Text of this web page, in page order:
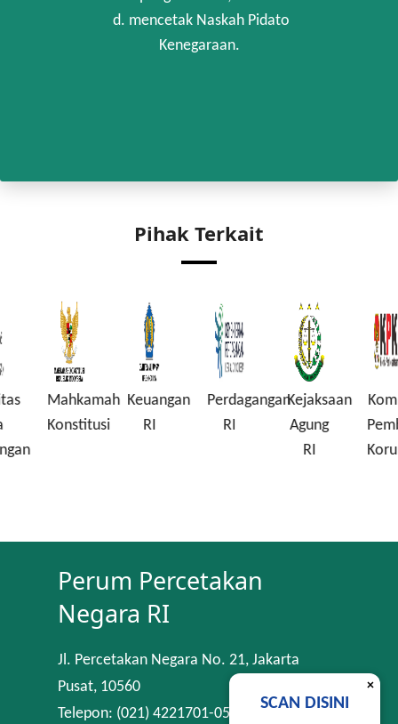
d. mencetak Naskah Pidato
Kenegaraan.
Pihak Terkait
Mahkamah
Konstitusi
Keuangan
PerdaganganKejaksaan
Agung
Komisi
Korupsi
Perum Percetakan
Negara RI
Jl. Percetakan Negara No. 21, Jakarta
Pusat, 10560
Telepon: (021) 4221701-05
×
SCAN DISINI